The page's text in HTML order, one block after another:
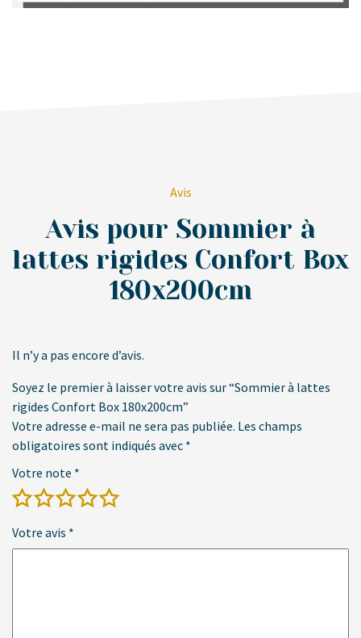
Avis
Avis pour Sommier à
lattes rigides Confort Box
180x200cm
Il n’y a pas encore d’avis.
Soyez le premier à laisser votre avis sur “Sommier à lattes
rigides Confort Box 180x200cm”
Votre adresse e-mail ne sera pas publiée. Les champs
obligatoires sont indiqués avec *
Votre note *
Votre avis *